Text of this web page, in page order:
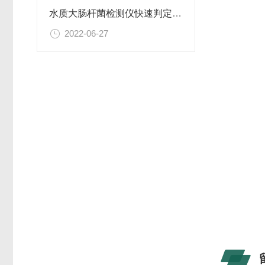
水质大肠杆菌检测仪快速判定水环境微生物安全风险-微生物检测仪
2022-06-27